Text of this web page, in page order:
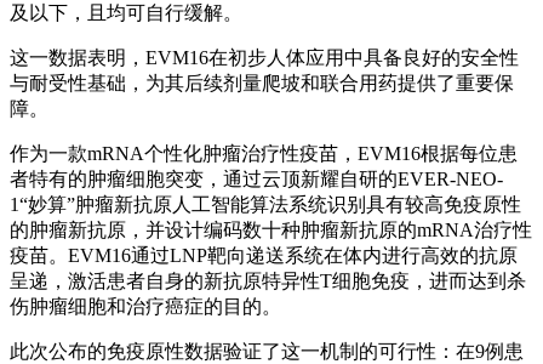
及以下，且均可自行缓解。
这一数据表明，EVM16在初步人体应用中具备良好的安全性
与耐受性基础，为其后续剂量爬坡和联合用药提供了重要保
障。
作为一款mRNA个性化肿瘤治疗性疫苗，EVM16根据每位患
者特有的肿瘤细胞突变，通过云顶新耀自研的EVER-NEO-
1“妙算”肿瘤新抗原人工智能算法系统识别具有较高免疫原性
的肿瘤新抗原，并设计编码数十种肿瘤新抗原的mRNA治疗性
疫苗。EVM16通过LNP靶向递送系统在体内进行高效的抗原
呈递，激活患者自身的新抗原特异性T细胞免疫，进而达到杀
伤肿瘤细胞和治疗癌症的目的。
此次公布的免疫原性数据验证了这一机制的可行性：在9例患